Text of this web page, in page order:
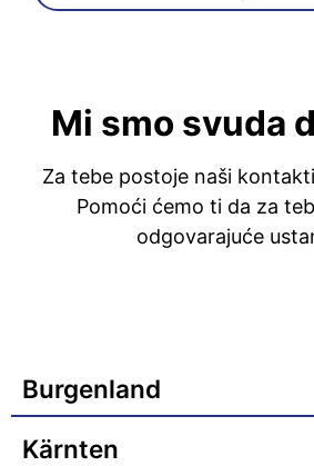
Mi smo svuda
Za tebe postoje naši
Pomoći ćemo ti da za
odgovarajuće
Burgenland
Kärnten